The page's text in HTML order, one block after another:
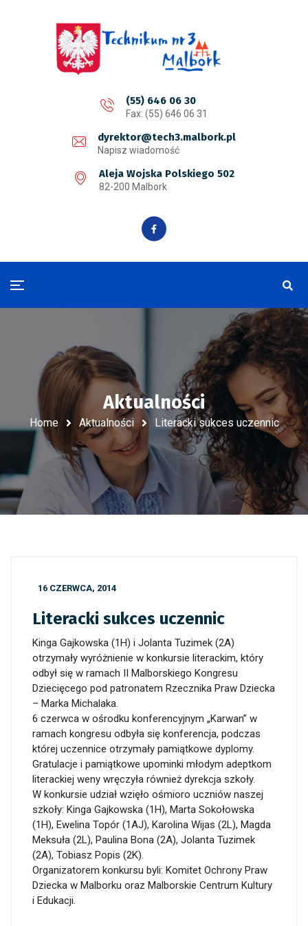
(55) 646 06 30
Fax: (55) 646 06 31
dyrektor@tech3.malbork.pl
Napisz wiadomość
Aleja Wojska Polskiego 502
82-200 Malbork
Aktualności
Home Aktualności Literacki sukces uczennic
16 CZERWCA, 2014
Literacki sukces uczennic
Kinga Gajkowska (1H) i Jolanta Tuzimek (2A)
otrzymały wyróżnienie w konkursie literackim, który
odbył się w ramach II Malborskiego Kongresu
Dziecięcego pod patronatem Rzecznika Praw Dziecka
– Marka Michalaka.
6 czerwca w ośrodku konferencyjnym „Karwan” w
ramach kongresu odbyła się konferencja, podczas
której uczennice otrzymały pamiątkowe dyplomy.
Gratulacje i pamiątkowe upominki młodym adeptkom
literackiej weny wręczyła również dyrekcja szkoły.
W konkursie udział wzięło ośmioro uczniów naszej
szkoły: Kinga Gajkowska (1H), Marta Sokołowska
(1H), Ewelina Topór (1AJ), Karolina Wijas (2L), Magda
Meksuła (2L), Paulina Bona (2A), Jolanta Tuzimek
(2A), Tobiasz Popis (2K).
Organizatorem konkursu byli: Komitet Ochrony Praw
Dziecka w Malborku oraz Malborskie Centrum Kultury
i Edukacji.